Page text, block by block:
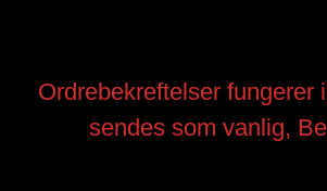
Ordrebekreftelser fungerer
sendes som vanlig,